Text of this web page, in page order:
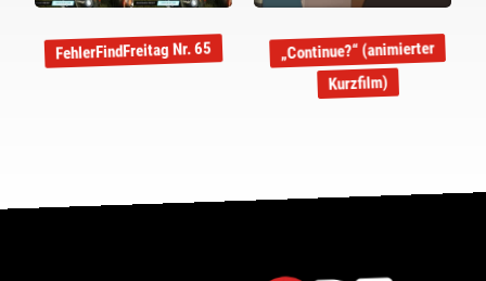
FehlerFindFreitag Nr. 65 „Continue?“ (animierter
Kurzfilm)